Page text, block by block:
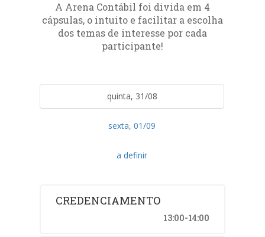
A Arena Contábil foi divida em 4
cápsulas, o intuito e facilitar a escolha
dos temas de interesse por cada
participante!
quinta, 31/08
sexta, 01/09
a definir
CREDENCIAMENTO
13:00-14:00